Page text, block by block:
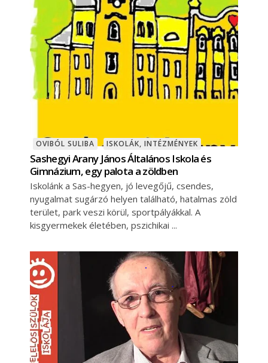
OVIBÓL SULIBA ISKOLÁK, INTÉZMÉNYEK
Sashegyi Arany János Általános Iskola és
Gimnázium, egy palota a zöldben
Iskolánk a Sas-hegyen, jó levegőjű, csendes,
nyugalmat sugárzó helyen található, hatalmas zöld
terület, park veszi körül, sportpályákkal. A
kisgyermekek életében, pszichikai